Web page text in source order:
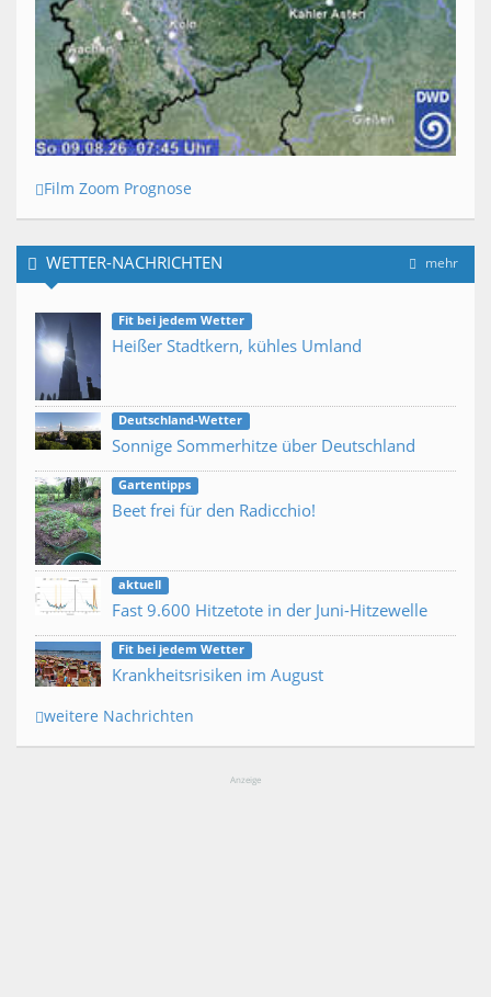
Film Zoom Prognose
mehr
WETTER-NACHRICHTEN
Fit bei jedem Wetter
Heißer Stadtkern, kühles Umland
Deutschland-Wetter
Sonnige Sommerhitze über Deutschland
Gartentipps
Beet frei für den Radicchio!
aktuell
Fast 9.600 Hitzetote in der Juni-Hitzewelle
Fit bei jedem Wetter
Krankheitsrisiken im August
weitere Nachrichten
Anzeige